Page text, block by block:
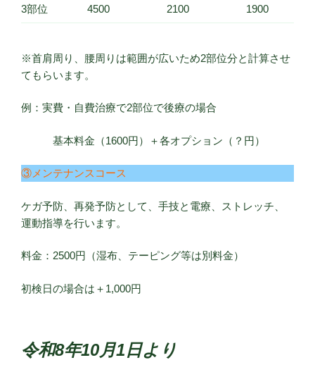
3部位 4500 2100 1900
※首肩周り、腰周りは範囲が広いため2部位分と計算させ
てもらいます。
例：実費・自費治療で2部位で後療の場合
基本料金（1600円）＋各オプション（？円）
③メンテナンスコース
ケガ予防、再発予防として、手技と電療、ストレッチ、
運動指導を行います。
料金：2500円（湿布、テーピング等は別料金）
初検日の場合は＋1,000円
令和8年10月1日より